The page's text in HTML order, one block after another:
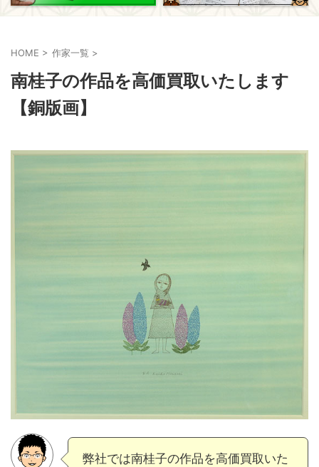
HOME > 作家一覧 >
南桂子の作品を高価買取いたします
【銅版画】
弊社では南桂子の作品を高価買取いた